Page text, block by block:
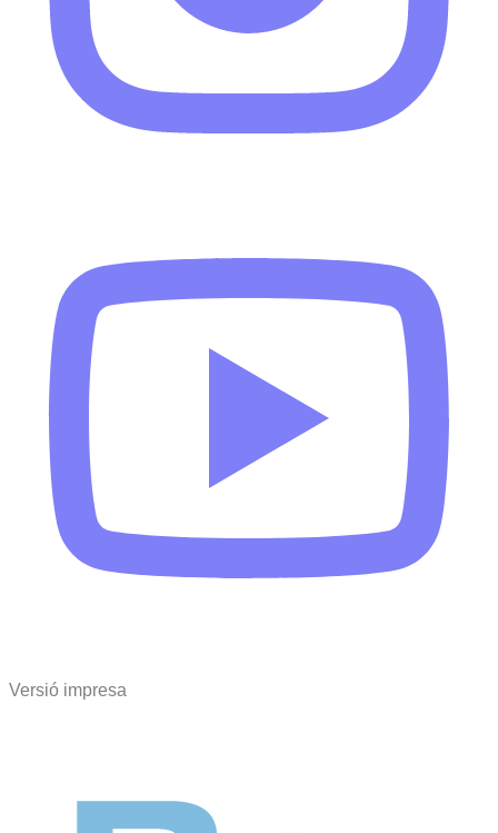
Versió impresa